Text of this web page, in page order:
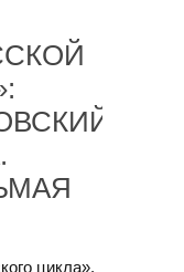
цикла».